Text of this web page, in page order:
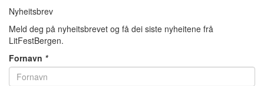
Nyheitsbrev
Meld deg på nyheitsbrevet og få dei siste nyheitene frå
LitFestBergen.
Fornavn *